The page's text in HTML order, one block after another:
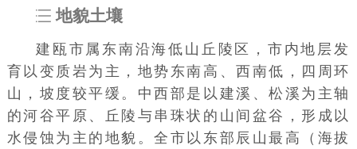
地貌土壤
建瓯市属东南沿海低山丘陵区，市内地层发
育以变质岩为主，地势东南高、西南低，四周环
山，坡度较平缓。中西部是以建溪、松溪为主轴
的河谷平原、丘陵与串珠状的山间盆谷，形成以
水侵蚀为主的地貌。全市以东部辰山最高（海拔